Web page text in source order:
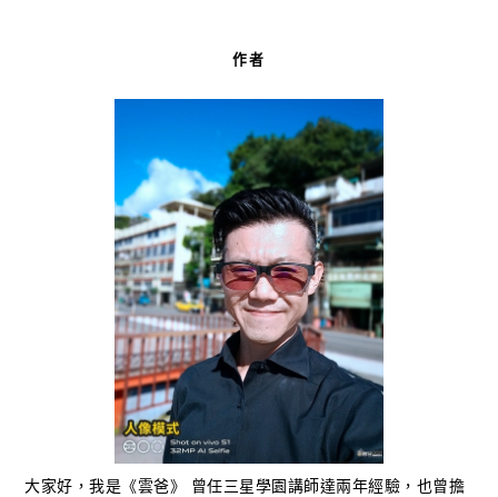
作者
大家好，我是《雲爸》 曾任三星學園講師達兩年經驗，也曾擔